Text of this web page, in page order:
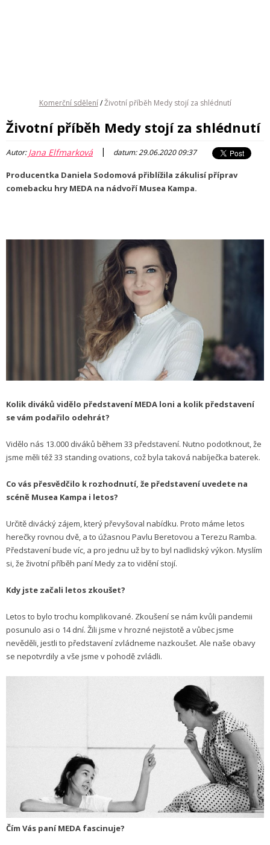
Komerční sdělení / Životní příběh Medy stojí za shlédnutí
Životní příběh Medy stojí za shlédnutí
Autor:Jana Elfmarková | datum: 29.06.2020 09:37
Producentka Daniela Sodomová přiblížila zákulisí příprav
comebacku hry MEDA na nádvoří Musea Kampa.
Kolik diváků vidělo představení MEDA loni a kolik představení
se vám podařilo odehrát?
Vidělo nás 13.000 diváků během 33 představení. Nutno podotknout, že
jsme měli též 33 standing ovations, což byla taková nabíječka baterek.
Co vás přesvědčilo k rozhodnutí, že představení uvedete na
scéně Musea Kampa i letos?
Určitě divácký zájem, který převyšoval nabídku. Proto máme letos
herečky rovnou dvě, a to úžasnou Pavlu Beretovou a Terezu Ramba.
Představení bude víc, a pro jednu už by to byl nadlidský výkon. Myslím
si, že životní příběh paní Medy za to vidění stojí.
Kdy jste začali letos zkoušet?
Letos to bylo trochu komplikované. Zkoušení se nám kvůli pandemii
posunulo asi o 14 dní. Žili jsme v hrozné nejistotě a vůbec jsme
nevěděli, jestli to představení zvládneme nazkoušet. Ale naše obavy
se nepotvrdily a vše jsme v pohodě zvládli.
Čím Vás paní MEDA fascinuje?